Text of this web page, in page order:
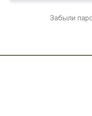
Забыли